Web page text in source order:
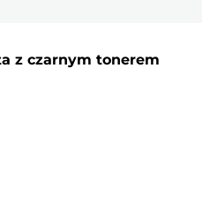
z czarnym tonerem